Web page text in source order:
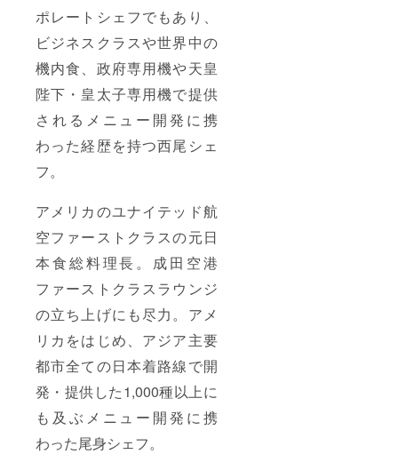
ポレートシェフでもあり、
ビジネスクラスや世界中の
機内食、政府専用機や天皇
陛下・皇太子専用機で提供
されるメニュー開発に携
わった経歴を持つ西尾シェ
フ。
アメリカのユナイテッド航
空ファーストクラスの元日
本食総料理長。成田空港
ファーストクラスラウンジ
の立ち上げにも尽力。アメ
リカをはじめ、アジア主要
都市全ての日本着路線で開
発・提供した1,000種以上に
も及ぶメニュー開発に携
わった尾身シェフ。